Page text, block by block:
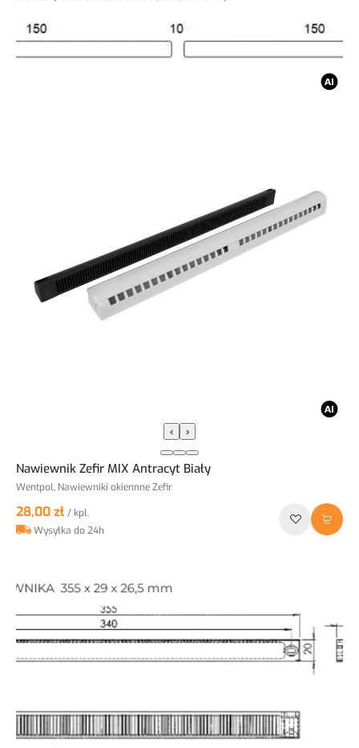
‹ ›
Nawiewnik Zefir MIX Antracyt Biały
Wentpol, Nawiewniki okiennne Zefir
28,00 zł / kpl.
Wysyłka do 24h